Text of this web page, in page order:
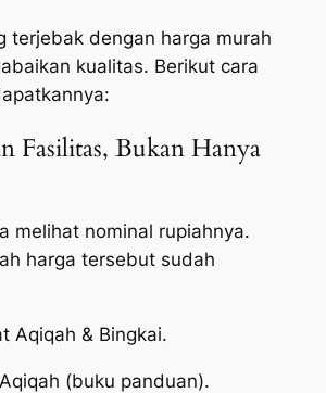
terjebak dengan harga murah
kualitas. Berikut cara
Fasilitas, Bukan Hanya
melihat nominal rupiahnya.
harga tersebut sudah
Aqiqah & Bingkai.
(buku panduan).